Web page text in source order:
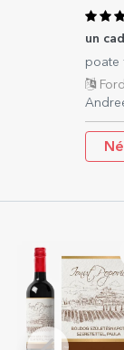
un
poate